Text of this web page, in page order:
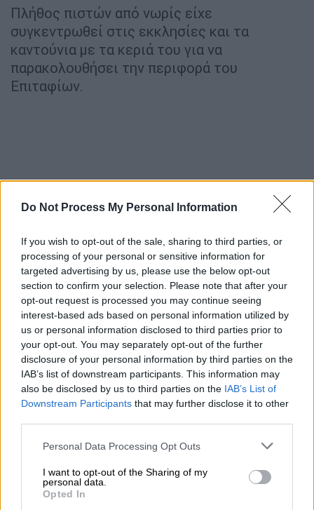
Do Not Process My Personal Information
If you wish to opt-out of the sale, sharing to third parties, or
processing of your personal or sensitive information for
targeted advertising by us, please use the below opt-out
section to confirm your selection. Please note that after your
opt-out request is processed you may continue seeing
interest-based ads based on personal information utilized by
us or personal information disclosed to third parties prior to
your opt-out. You may separately opt-out of the further
disclosure of your personal information by third parties on the
IAB’s list of downstream participants. This information may
also be disclosed by us to third parties on the IAB’s List of
Downstream Participants that may further disclose it to other
Please note that this website/app uses one or more Google
not limited to your visit or usage behaviour. You may click to
grant or deny consent to Google and its third-party tags to
use your data for below specified purposes in below Google
Personal Data Processing Opt Outs
I want to opt-out of the Sharing of my
personal data.
Opted In
Πλήθος πιστών από νωρίς είχε
συγκεντρωθεί στις εκκλησίες και τα
καντούνια με τα κεριά του για να
παρακολουθήσει την περιφορά του
Επιταφίων.